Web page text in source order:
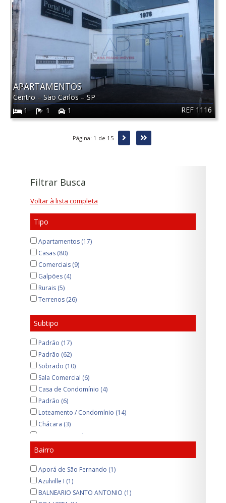
REF 1116
APARTAMENTOS
Centro –São Carlos– SP
1
1 1
Página: 1 de 15 PróximaÚltima
Filtrar Busca
Voltar à lista completa
Tipo
Apartamentos (17)
Casas (80)
Comerciais (9)
Galpões (4)
Rurais (5)
Terrenos (26)
Subtipo
Padrão (17)
Padrão (62)
Sobrado (10)
Sala Comercial (6)
Casa de Condomínio (4)
Padrão (6)
Loteamento / Condomínio (14)
Chácara (3)
Casa Comercial (1)
Loja (1)
Kitchenette (1)
Casa de Vila (1)
Padrão (4)
Sobrado de Condomínio (1)
Bairro
Aporá de São Fernando (1)
Azulville I (1)
BALNEARIO SANTO ANTONIO (1)